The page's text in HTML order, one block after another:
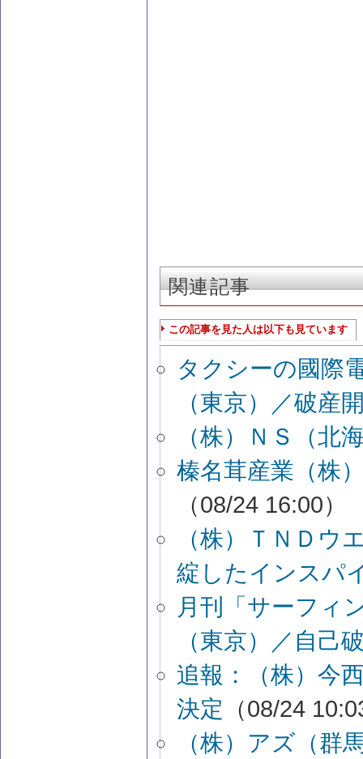
関連記事
この記事を見た人は以下も見ています
タクシーの國際
（東京）／破産
（株）ＮＳ（北
榛名茸産業（株
（08/24 16:00）
（株）ＴＮＤ
綻したインスパ
月刊「サーフィ
（東京）／自己
追報：（株）今
決定 （08/24
（株）アズ（群